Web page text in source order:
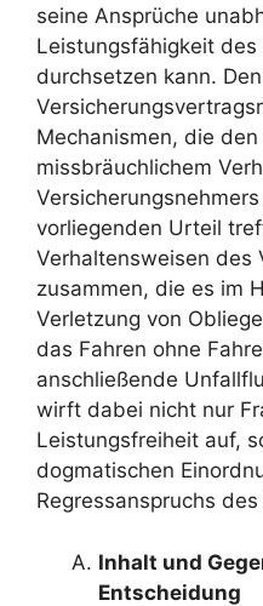
seine Ansprüche
Leistungsfähigkeit des
durchsetzen kann.
Mechanismen, die
missbräuchlichem
vorliegenden Urteil
Verhaltensweisen des
zusammen, die es im
Verletzung von
das Fahren ohne
anschließende
wirft dabei nicht nur
Leistungsfreiheit auf,
dogmatischen
Regressanspruchs
Inhalt und
Entscheidung